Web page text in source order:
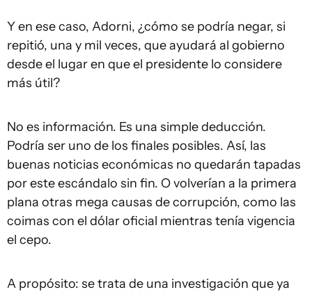
Y en ese caso, Adorni, ¿cómo se podría negar, si
repitió, una y mil veces, que ayudará al gobierno
desde el lugar en que el presidente lo considere
más útil?
No es información. Es una simple deducción.
Podría ser uno de los finales posibles. Así, las
buenas noticias económicas no quedarán tapadas
por este escándalo sin fin. O volverían a la primera
plana otras mega causas de corrupción, como las
coimas con el dólar oficial mientras tenía vigencia
el cepo.
A propósito: se trata de una investigación que ya